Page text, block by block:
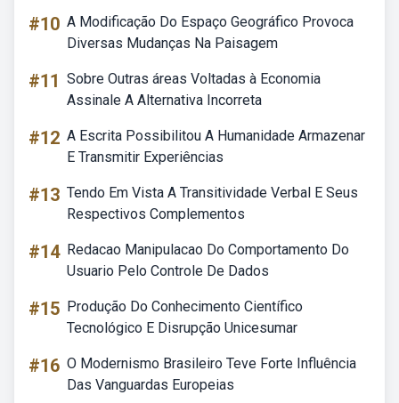
#10 A Modificação Do Espaço Geográfico Provoca
Diversas Mudanças Na Paisagem
#11 Sobre Outras áreas Voltadas à Economia
Assinale A Alternativa Incorreta
#12 A Escrita Possibilitou A Humanidade Armazenar
E Transmitir Experiências
#13 Tendo Em Vista A Transitividade Verbal E Seus
Respectivos Complementos
#14 Redacao Manipulacao Do Comportamento Do
Usuario Pelo Controle De Dados
#15 Produção Do Conhecimento Científico
Tecnológico E Disrupção Unicesumar
#16 O Modernismo Brasileiro Teve Forte Influência
Das Vanguardas Europeias